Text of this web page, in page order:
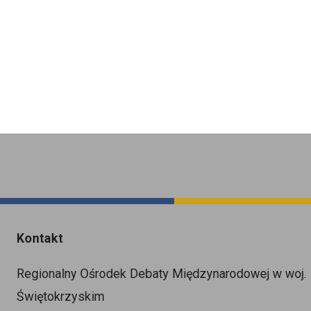
Kontakt
Regionalny Ośrodek Debaty Międzynarodowej w woj.
Świętokrzyskim